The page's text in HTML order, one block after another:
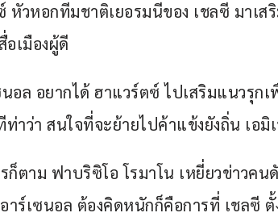
หัวหอกทีมชาติเยอรมนีของ เชลซี มาเส
อเมืองผู้ดี
นอล อยากได้ ฮาแวร์ตซ์ ไปเสริมแนวรุ
ท่าว่า สนใจที่จะย้ายไปค้าแข้งยังถิ่น เอมิ
รก็ตาม ฟาบริซิโอ โรมาโน เหยี่ยวข่าวค
าร์เซนอล ต้องคิดหนักก็คือการที่ เชลซี ตั้